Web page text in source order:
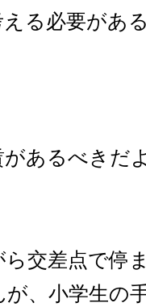
る必要があ
があるべきだ
交差点で停
、小学生の